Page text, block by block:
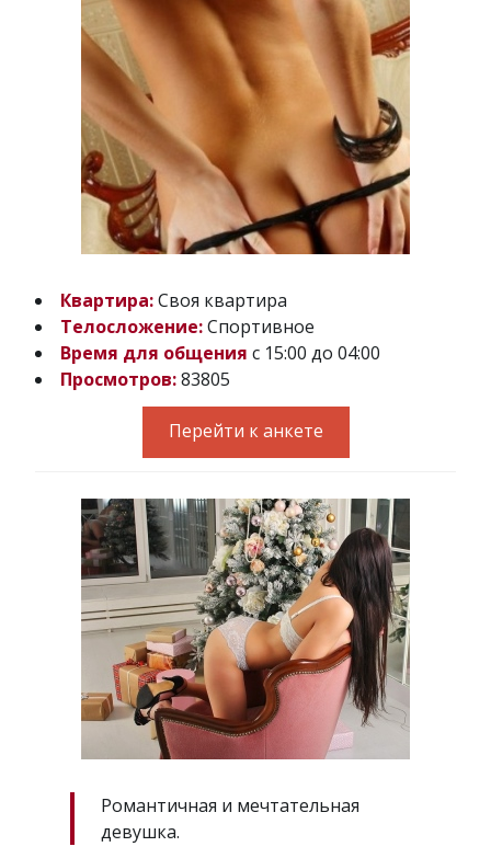
Квартира:Своя квартира
Телосложение:Спортивное
Время для общения с 15:00 до 04:00
Просмотров:83805
Перейти к анкете
Романтичная и мечтательная
девушка.